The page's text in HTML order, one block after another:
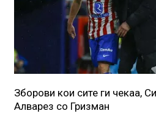
Зборови кои сите ги чекаа,
Алварез со Гризман